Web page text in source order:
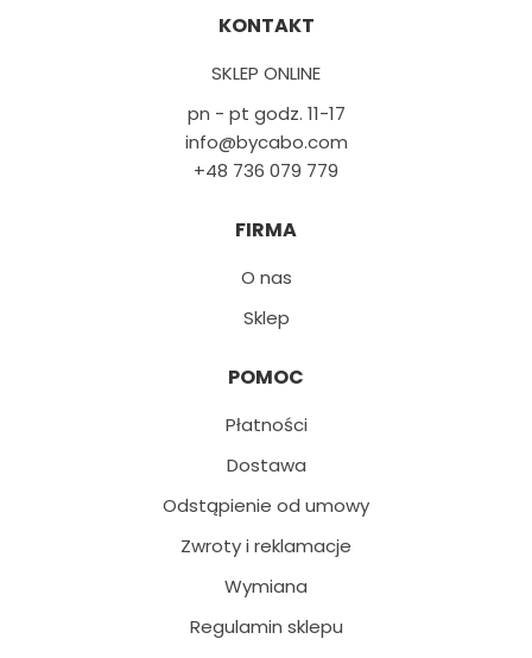
KONTAKT
SKLEP ONLINE
pn - pt godz. 11-17
info@bycabo.com
+48 736 079 779
FIRMA
O nas
Sklep
POMOC
Płatności
Dostawa
Odstąpienie od umowy
Zwroty i reklamacje
Wymiana
Regulamin sklepu